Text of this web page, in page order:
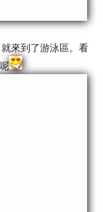
來到了游泳區。看